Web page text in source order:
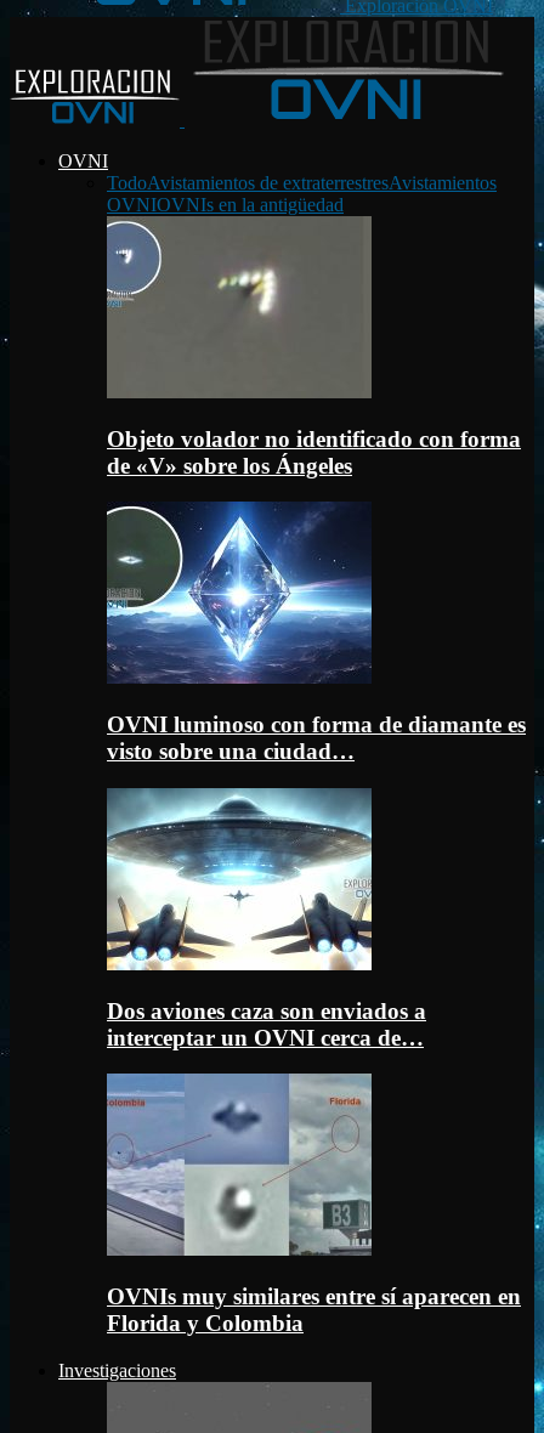
Exploración OVNI
OVNI
TodoAvistamientos de extraterrestresAvistamientos
OVNIOVNIs en la antigüedad
Objeto volador no identificado con forma
de «V» sobre los Ángeles
OVNI luminoso con forma de diamante es
visto sobre una ciudad…
Dos aviones caza son enviados a
interceptar un OVNI cerca de…
OVNIs muy similares entre sí aparecen en
Florida y Colombia
Investigaciones